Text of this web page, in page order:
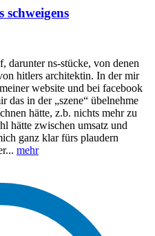
schweigens
darunter ns-stücke, von denen
hitlers architektin. In der mir
website und bei facebook
das in der „szene“ übelnehme
hätte, z.b. nichts mehr zu
hätte zwischen umsatz und
ganz klar fürs plaudern
mehr